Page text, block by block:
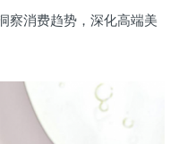
察消费趋势，深化高端美